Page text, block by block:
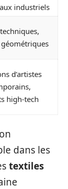
industriels
d’artistes
high-tech
dans les
textiles